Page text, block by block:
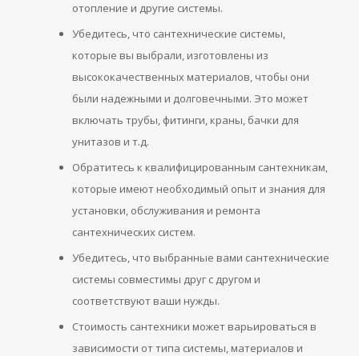
отопление и другие системы.
Убедитесь, что сантехнические системы,
которые вы выбрали, изготовлены из
высококачественных материалов, чтобы они
были надежными и долговечными. Это может
включать трубы, фитинги, краны, бачки для
унитазов и т.д.
Обратитесь к квалифицированным сантехникам,
которые имеют необходимый опыт и знания для
установки, обслуживания и ремонта
сантехнических систем.
Убедитесь, что выбранные вами сантехнические
системы совместимы друг с другом и
соответствуют ваши нужды.
Стоимость сантехники может варьироваться в
зависимости от типа системы, материалов и